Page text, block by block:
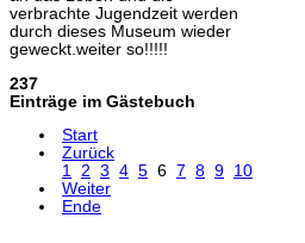
verbrachte Jugendzeit werden
durch dieses Museum wieder
geweckt.weiter so!!!!!
237
Einträge im Gästebuch
Start
Zurück
1 2 3 4 5 6 7 8 9 10
Weiter
Ende